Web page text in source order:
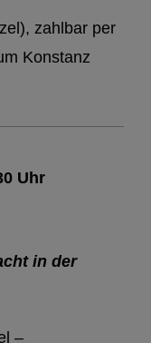
zahlbar per
Konstanz
Uhr
in der
–